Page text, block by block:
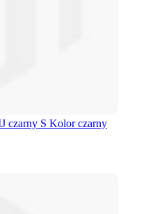
czarny S Kolor czarny